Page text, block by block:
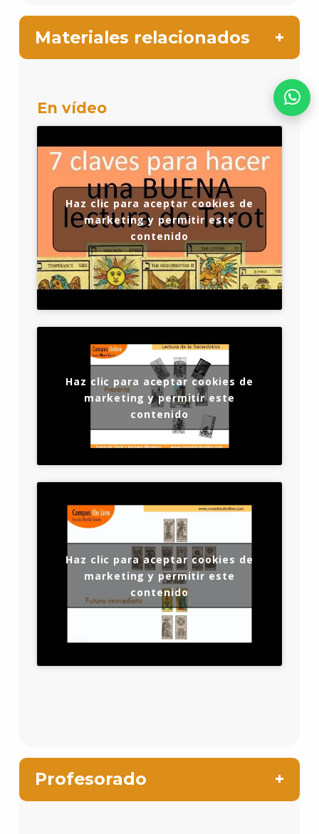
Materiales relacionados
En vídeo
Haz clic para aceptar cookies de
marketing y permitir este
contenido
Haz clic para aceptar cookies de
marketing y permitir este
contenido
Haz clic para aceptar cookies de
marketing y permitir este
contenido
Profesorado